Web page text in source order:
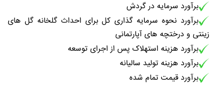
برآورد سرمایه در گردش
برآورد نحوه سرمایه گذاری کل برای احداث گلخانه گل های
زینتی و درختچه های آپارتمانی
برآورد هزینه استهلاک پس از اجرای توسعه
برآورد هزینه تولید سالیانه
برآورد قیمت تمام شده